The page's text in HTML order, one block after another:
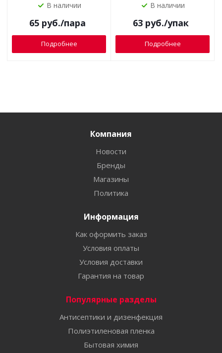
В наличии
65руб./пара
Подробнее
В наличии
63 руб./упак
Подробнее
Компания
Новости
Бренды
Магазины
Политика
Информация
Как оформить заказ
Условия оплаты
Условия доставки
Гарантия на товар
Популярные разделы
Антисептики и дизенфекция
Полиэтиленовая пленка
Бытовая химия